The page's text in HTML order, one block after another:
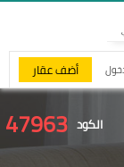
أضف عقار
الكود 47963